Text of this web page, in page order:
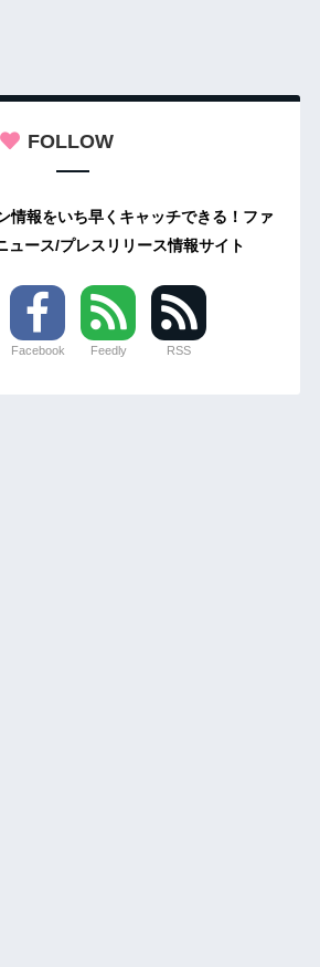
FOLLOW
情報をいち早くキャッチできる！ファ
ュース/プレスリリース情報サイト
Facebook Feedly RSS